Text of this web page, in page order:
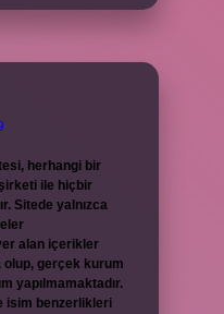
herhangi bir
ile hiçbir
Sitede yalnızca
alan içerikler
olup, gerçek kurum
yapılmamaktadır.
isim benzerlikleri